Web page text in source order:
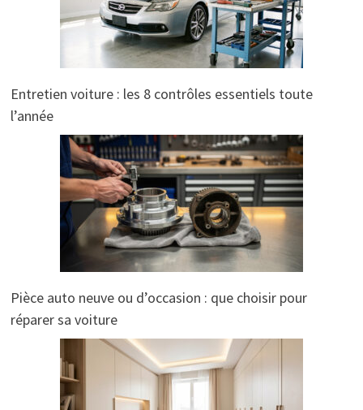
Entretien voiture : les 8 contrôles essentiels toute
l’année
Pièce auto neuve ou d’occasion : que choisir pour
réparer sa voiture